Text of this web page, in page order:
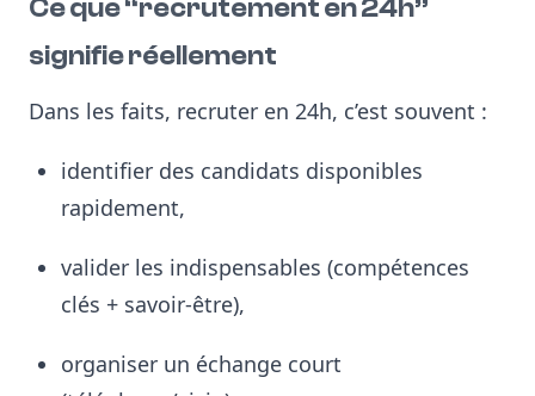
Ce que “recrutement en 24h”
signifie réellement
Dans les faits, recruter en 24h, c’est souvent :
identifier des candidats disponibles
rapidement,
valider les indispensables (compétences
clés + savoir-être),
organiser un échange court